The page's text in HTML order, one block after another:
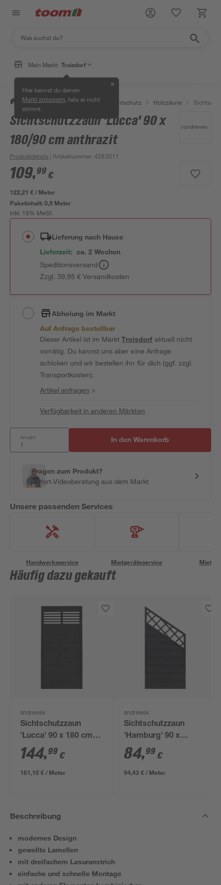
Mein Markt: Troisdorf
Hier kannst du deinen
Markt anpassen , falls er nicht
stimmt.
✕
/ Garten & Freizeit / Zäune & Sichtschutz / Holzzäune /
Sichtschutzzaun 'Lucca' 90 x
180/90 cm anthrazit
Produktdetails | Artikelnummer:4283011
109,99 €
122,21 € / Meter
Paketinhalt:0,9 Meter
inkl. 19% MwSt.
Lieferung nach Hause
Lieferzeit: ca. 2 Wochen
Speditionsversand
Zzgl. 39,95 € Versandkosten
Abholung im Markt
Auf Anfrage bestellbar
Dieser Artikel ist im MarktTroisdorfaktuell nicht
vorrätig. Du kannst uns aber eine Anfrage
schicken und wir bestellen ihn für dich (ggf. zzgl.
Transportkosten).
Artikel anfragen >
Verfügbarkeit in anderen Märkten
Anzahl: In den Warenkorb
Fragen zum Produkt?
Sofort-Videoberatung aus dem Markt
Unsere passenden Services
Handwerksservice Mietgeräteservice
Häufig dazu gekauft
andrewex
Sichtschutzzaun
'Lucca' 90 x 180 cm
anthrazit
144,99 €
161,10 € / Meter
andrewex
Sichtschutzzaun
'Hamburg' 90 x
180/120 cm Kiefer
anthrazit
84,99 €
94,43 € / Meter
Beschreibung
modernes Design
gewellte Lamellen
mit dreifachem Lasuranstrich
einfache und schnelle Montage